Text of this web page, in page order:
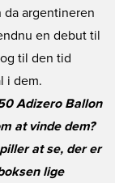
da argentineren
en debut til
til den tid
i dem.
Adizero Ballon
at vinde dem?
at se, der er
lige